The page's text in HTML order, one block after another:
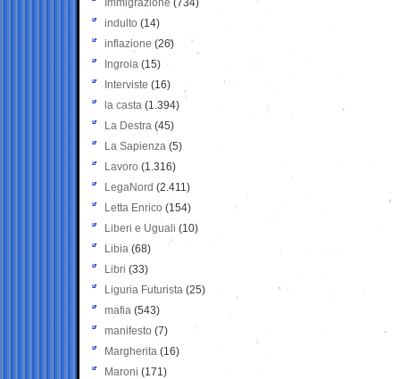
Immigrazione (734)
indulto (14)
inflazione (26)
Ingroia (15)
Interviste (16)
la casta (1.394)
La Destra (45)
La Sapienza (5)
Lavoro (1.316)
LegaNord (2.411)
Letta Enrico (154)
Liberi e Uguali (10)
Libia (68)
Libri (33)
Liguria Futurista (25)
mafia (543)
manifesto (7)
Margherita (16)
Maroni (171)